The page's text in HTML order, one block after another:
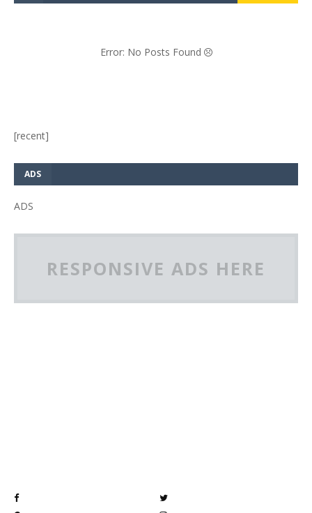
Error: No Posts Found
[recent]
ADS
ADS
RESPONSIVE ADS HERE